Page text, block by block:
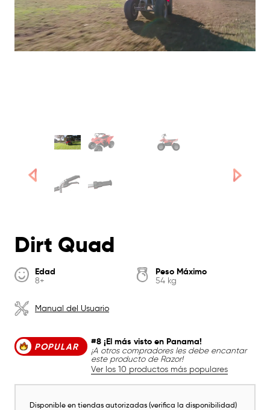
Dirt Quad
Edad
8+
Peso Máximo
54 kg
Manual del Usuario
POPULAR
#8 ¡El más visto en Panama!
¡A otros compradores les debe encantar
este producto de Razor!
Ver los 10 productos más populares
Disponible en tiendas autorizadas (verifica la disponibilidad)